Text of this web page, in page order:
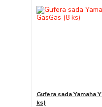
Gufera sada Yamaha
ks)